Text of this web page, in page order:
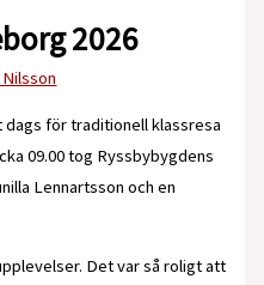
2026
dags för traditionell klassresa
09.00 tog Ryssbybygdens
Lennartsson och en
Det var så roligt att